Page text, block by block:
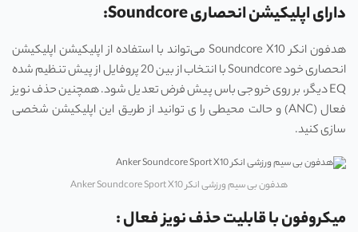
دارای اپلیکیشن انحصاری Soundcore:
هدفون انکر Soundcore X10 می‌تواند با استفاده از اپلیکیشن اپلیکیشن
انحصاری خود Soundcore با انتخاب از بین 20 پروفایل از پیش تنظیم شده
EQ دیگر، بر روی خروجی باس پیش فرض تعدیل شود. همچنین حذف نویز
فعال (ANC) و حالت محیطی را ی توانید از طریق این اپلیکیشن شخصی
سازی کنید.
هدفون بی سیم ورزشی انکر Anker Soundcore Sport X10
میکروفون با قابلیت حذف نویز فعال :